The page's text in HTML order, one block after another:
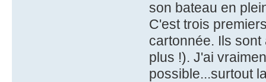
son bateau en
C'est trois
cartonnée. Ils
plus !). J'ai
possible...surtout